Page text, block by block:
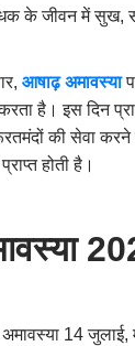
के जीवन में सुख,
आषाढ़ अमावस्या
है। इस दिन
की सेवा करने
होती है।
14 जुलाई,